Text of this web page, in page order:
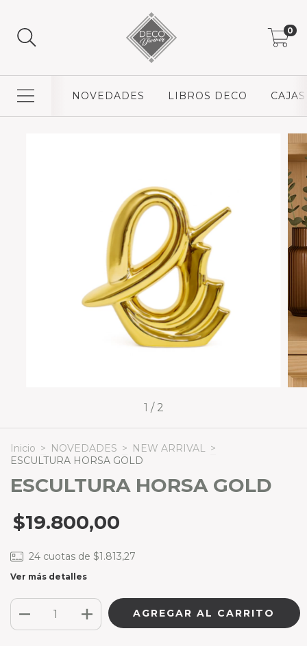
0
NOVEDADES LIBROS DECO CAJAS
1 / 2
Inicio > NOVEDADES > NEW ARRIVAL >
ESCULTURA HORSA GOLD
ESCULTURA HORSA GOLD
$19.800,00
24 cuotas de $1.813,27
Ver más detalles